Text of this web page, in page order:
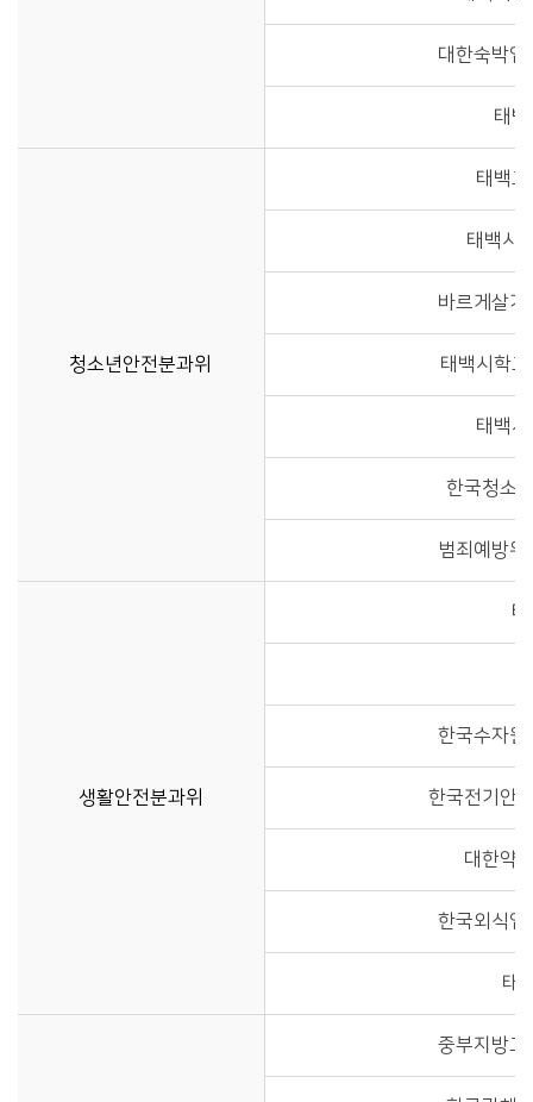
대한숙박업
태
청소년안전분과위
태백
태백시
바르게살기
태백시학
태백
한국청소
범죄예방
생활안전분과위
한국수자원
한국전기안
대한약
한국외식업
태
중부지방고